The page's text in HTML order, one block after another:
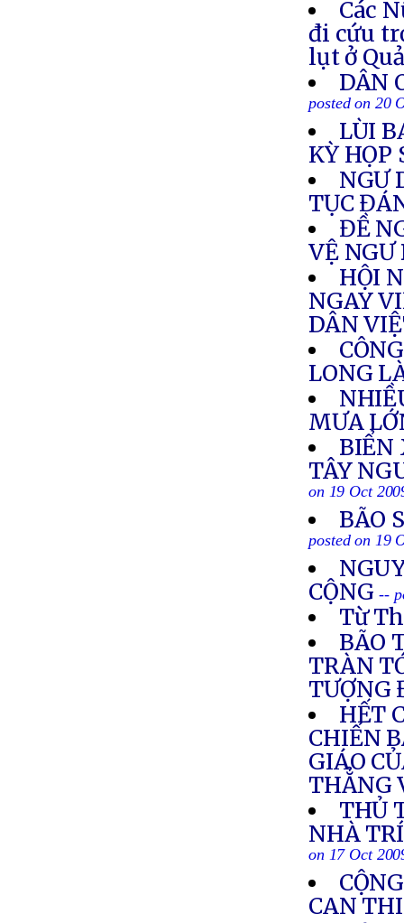
Các
đi cứu
lụt ở
DÂN
posted on 20
LÙI
KỲ HỌP
NGƯ
TỤC
ĐỀ
VỆ NGƯ
HỘI
NGAY
DÂN
LONG
MƯA
BIỂN
TÂY
on 19 Oct
BÃO
posted on 19
CỘNG --
Từ
BÃO
TRÀN
TƯỢNG
HẾT
CHIẾN
GIÁO
THẲNG
THỦ
NHÀ
on 17 Oct
CAN